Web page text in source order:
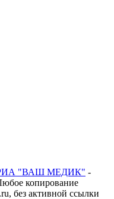
РИА "ВАШ МЕДИК" -
копирование
без активной ссылки